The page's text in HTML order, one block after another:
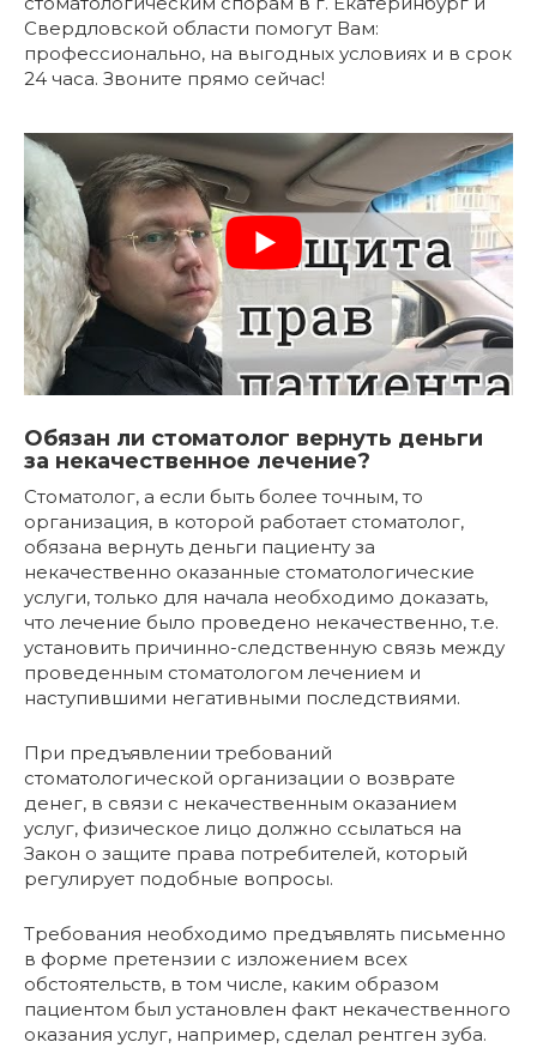
Свердловской области помогут Вам:
профессионально, на выгодных условиях и в срок
24 часа. Звоните прямо сейчас!
Обязан ли стоматолог вернуть деньги
за некачественное лечение?
Стоматолог, а если быть более точным, то
организация, в которой работает стоматолог,
обязана вернуть деньги пациенту за
некачественно оказанные стоматологические
услуги, только для начала необходимо доказать,
что лечение было проведено некачественно, т.е.
установить причинно-следственную связь между
проведенным стоматологом лечением и
наступившими негативными последствиями.
При предъявлении требований
стоматологической организации о возврате
денег, в связи с некачественным оказанием
услуг, физическое лицо должно ссылаться на
Закон о защите права потребителей, который
регулирует подобные вопросы.
Требования необходимо предъявлять письменно
в форме претензии с изложением всех
обстоятельств, в том числе, каким образом
пациентом был установлен факт некачественного
оказания услуг, например, сделал рентген зуба.